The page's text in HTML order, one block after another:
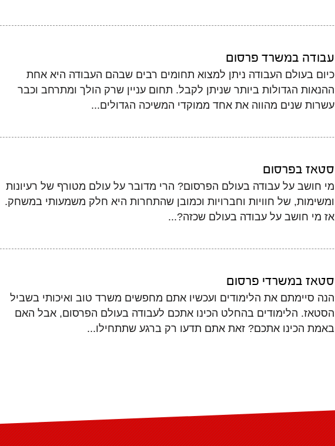
עבודה במשרד פרסום
כיום בעולם העבודה ניתן למצוא תחומים רבים שבהם העבודה היא אחת
ההנאות הגדולות ביותר שניתן לקבל. תחום עניין שרק הולך ומתרחב וכבר
עשרות שנים מהווה את אחד ממוקדי המשיכה הגדולים...
סטאז בפרסום
מי חושב על עבודה בעולם הפרסום? הרי מדובר על עולם מטורף של רעיונות
ומשימות, של חוויות וחברויות וכמובן שהתחרות היא חלק משמעותי במשחק.
אז מי חושב על עבודה בעולם שכזה?...
סטאז במשרדי פרסום
הנה סיימתם את הלימודים ועכשיו אתם מחפשים משרד טוב ואיכותי בשביל
הסטאז. הלימודים בהחלט הכינו אתכם לעבודה בעולם הפרסום, אבל האם
באמת הכינו אתכם? זאת אתם תדעו רק ברגע שתתחילו...